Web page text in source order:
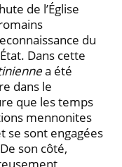
de l’Église
du
Dans cette
a été
dans le
que les temps
mennonites
se sont engagées
son côté,